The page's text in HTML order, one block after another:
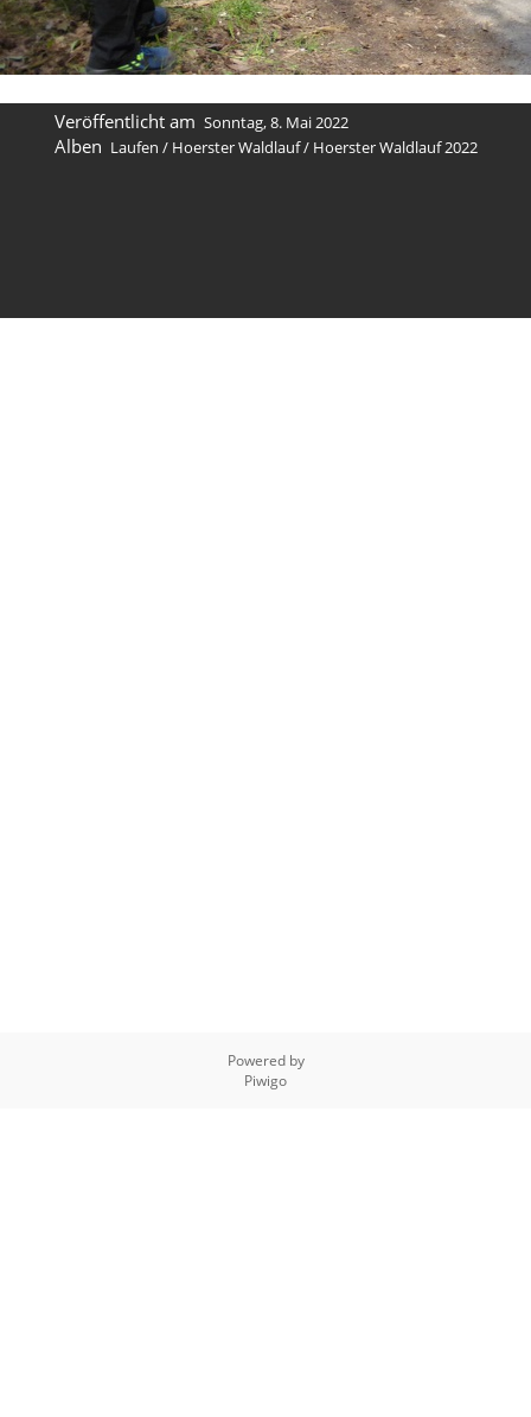
Veröffentlicht am Sonntag, 8. Mai 2022
Alben Laufen / Hoerster Waldlauf/ Hoerster Waldlauf 2022
Powered by
Piwigo